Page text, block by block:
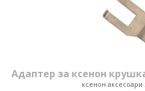
Адаптер за ксенон
ксенон аксесоари